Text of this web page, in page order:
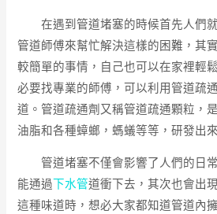
在遇到管道堵塞的時候首先人們
管道師傅來幫忙解決這樣的困難，其
較簡單的事情，自己也可以在家裡輕
必要找專業的師傅，可以利用管道疏
道。管道疏通劑又稱管道疏通顆粒，
油脂和各種蟑螂，螞蟻等等，研發出
管道堵塞不僅會影響了人們的日常
能通過 下水管道衝下去，其次也會出
這種味道時，想必大家都知道管道內